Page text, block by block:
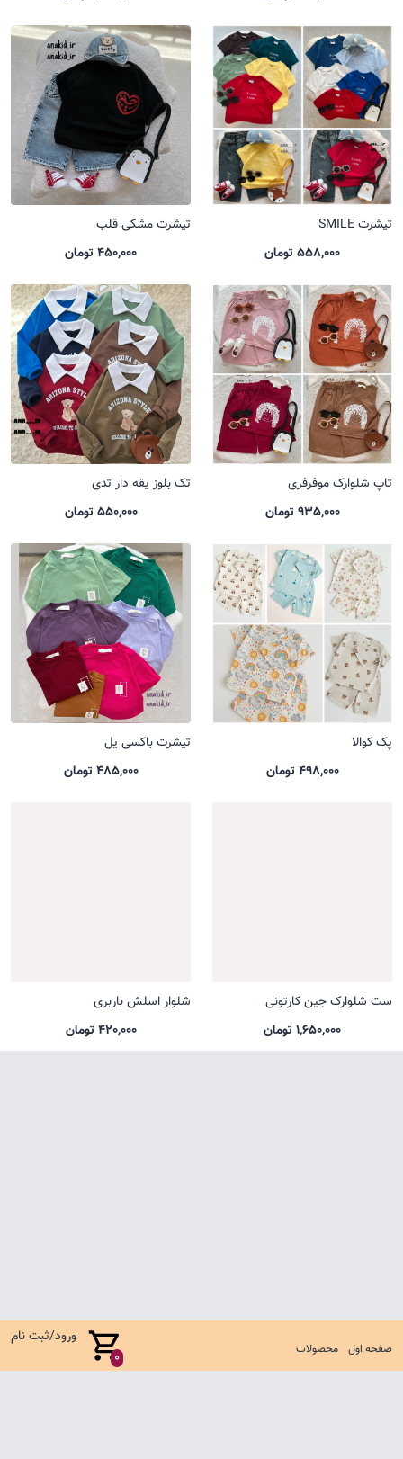
صفحه اول محصولات 0
ورود/ثبت نام
تیشرت SMILE
558,000 تومان
تیشرت مشکی قلب
450,000 تومان
تاپ شلوارک موفرفری
935,000 تومان
تک بلوز یقه دار تدی
550,000 تومان
پک کوالا
498,000 تومان
تیشرت باکسی یل
485,000 تومان
ست شلوارک جین کارتونی
1,650,000 تومان
شلوار اسلش باربری
420,000 تومان